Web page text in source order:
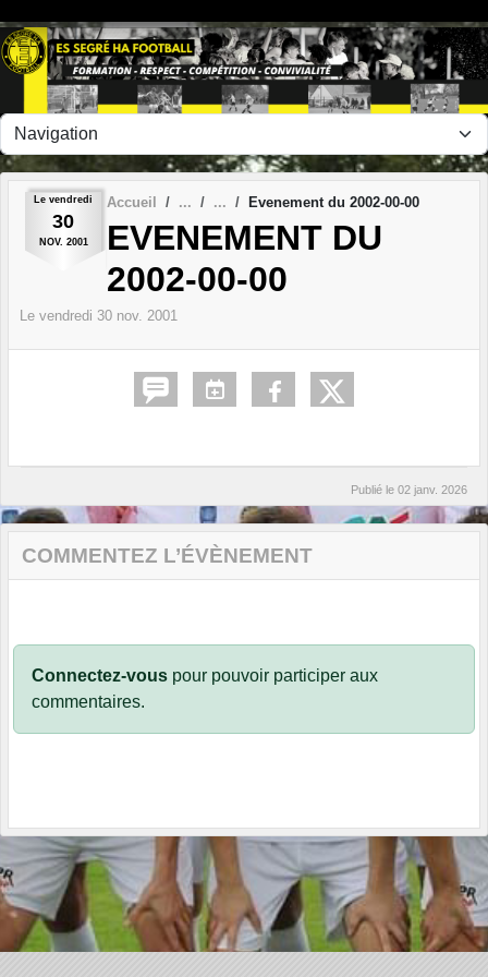
Le vendredi
30
NOV. 2001
Accueil Evenement du 2002-00-00
EVENEMENT DU
2002-00-00
Le vendredi 30 nov. 2001
Publié le 02 janv. 2026
COMMENTEZ L’ÉVÈNEMENT
Connectez-vous pour pouvoir participer aux
commentaires.